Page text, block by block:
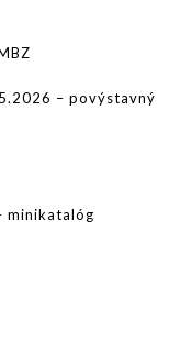
– povýstavný
minikatalóg